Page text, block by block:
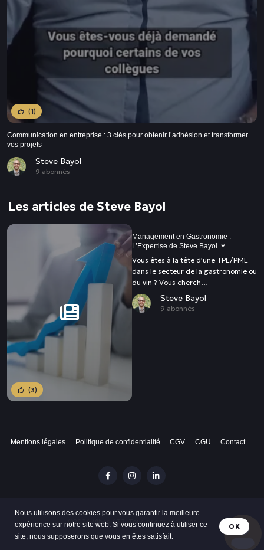
(1)
Communication en entreprise : 3 clés pour obtenir l’adhésion et transformer
vos projets
Steve Bayol
9 abonnés
Les articles de Steve Bayol
(3)
Management en Gastronomie :
L’Expertise de Steve Bayol 🍷
Vous êtes à la tête d’une TPE/PME
dans le secteur de la gastronomie ou
du vin ? Vous cherch…
Steve Bayol
9 abonnés
Mentions légales Politique de confidentialité CGV CGU Contact
©2024 Vibes 432. Tous droits réservés
Nous utilisons des cookies pour vous garantir la meilleure
expérience sur notre site web. Si vous continuez à utiliser ce
site, nous supposerons que vous en êtes satisfait.
OK